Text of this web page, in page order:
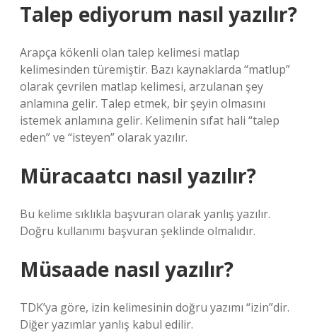
Talep ediyorum nasıl yazılır?
Arapça kökenli olan talep kelimesi matlap
kelimesinden türemiştir. Bazı kaynaklarda “matlup”
olarak çevrilen matlap kelimesi, arzulanan şey
anlamına gelir. Talep etmek, bir şeyin olmasını
istemek anlamına gelir. Kelimenin sıfat hali “talep
eden” ve “isteyen” olarak yazılır.
Müracaatcı nasıl yazılır?
Bu kelime sıklıkla başvuran olarak yanlış yazılır.
Doğru kullanımı başvuran şeklinde olmalıdır.
Müsaade nasıl yazılır?
TDK’ya göre, izin kelimesinin doğru yazımı “izin”dir.
Diğer yazımlar yanlış kabul edilir.